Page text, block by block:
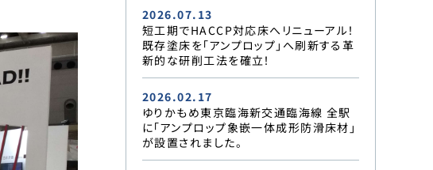
2026.07.13
短工期でHACCP対応床へリニューアル！
既存塗床を「アンプロップ」へ刷新する革
新的な研削工法を確立！
2026.02.17
ゆりかもめ東京臨海新交通臨海線 全駅
に「アンプロップ象嵌一体成形防滑床材」
が設置されました。